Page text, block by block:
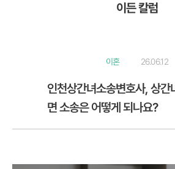
이든 칼럼
이혼 26.06.12
인천상간녀소송변호사, 상간
면 소송은 어떻게 되나요?